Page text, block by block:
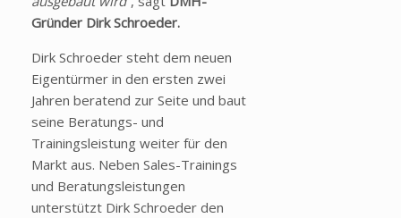
Gründer Dirk Schroeder.
Dirk Schroeder steht dem neuen
Eigentürmer in den ersten zwei
Jahren beratend zur Seite und baut
seine Beratungs- und
Trainingsleistung weiter für den
Markt aus. Neben Sales-Trainings
und Beratungsleistungen
unterstützt Dirk Schroeder den